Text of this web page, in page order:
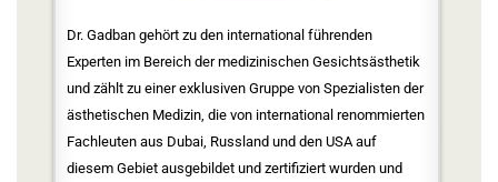
Dr. Gadban gehört zu den international führenden
Experten im Bereich der medizinischen Gesichtsästhetik
und zählt zu einer exklusiven Gruppe von Spezialisten der
ästhetischen Medizin, die von international renommierten
Fachleuten aus Dubai, Russland und den USA auf
diesem Gebiet ausgebildet und zertifiziert wurden und